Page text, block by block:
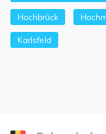
Hochbrück
Karlsfeld